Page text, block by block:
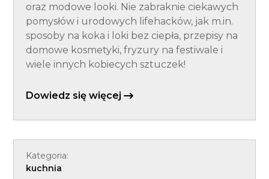
oraz modowe looki. Nie zabraknie ciekawych
pomysłów i urodowych lifehacków, jak m.in.
sposoby na koka i loki bez ciepła, przepisy na
domowe kosmetyki, fryzury na festiwale i
wiele innych kobiecych sztuczek!
Dowiedz się więcej
Kategoria:
kuchnia